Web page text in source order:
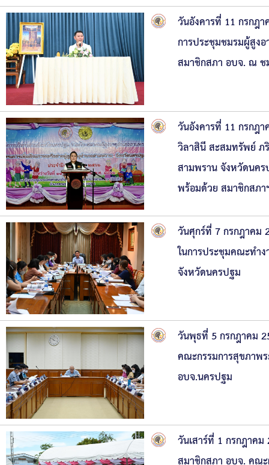
วันอังคารที่ 11 กรกฎ
การประชุมชมรมผู้สูง
สมาชิกสภา อบจ. ณ ช
วันอังคารที่ 11 กรกฎ
วิลาสินี สะสมทรัพย์ ภ
สามพราน จังหวัดนค
พร้อมด้วย สมาชิกสภ
วันศุกร์ที่ 7 กรกฎาคม
ในการประชุมคณะทำ
จังหวัดนครปฐม
วันพุธที่ 5 กรกฎาคม
คณะกรรมการสุขภา
อบจ.นครปฐม
วันเสาร์ที่ 1 กรกฎาค